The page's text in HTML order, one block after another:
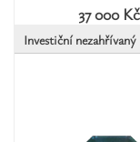
37 000 Kč
Investiční nezahřívaný